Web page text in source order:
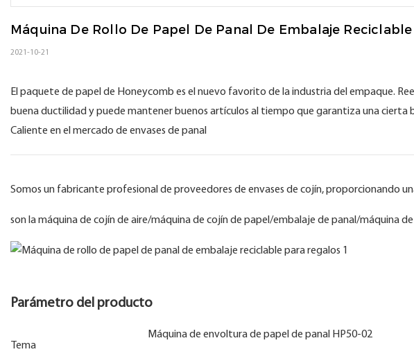
Máquina De Rollo De Papel De Panal De Embalaje
2021-10-21
El paquete de papel de Honeycomb es el nuevo favorito de la industria del empaque.
buena ductilidad y puede mantener buenos artículos al tiempo que garantiza una cierta
Caliente en el mercado de envases de panal
Somos un fabricante profesional de proveedores de envases de cojín, proporcionando
son la máquina de cojín de aire/máquina de cojín de papel/embalaje de panal/máquina
Parámetro del producto
Tema
Máquina de envoltura de papel de panal HP50-02